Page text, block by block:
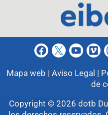
Mapa web | Aviso Legal |
de
Copyright © 2026 dotb